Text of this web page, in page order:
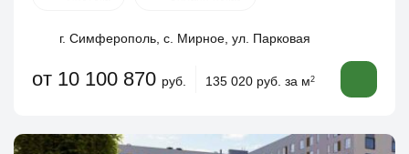
г. Симферополь, с. Мирное, ул. Парковая
от 10 100 870 руб. 135 020 руб. за м2